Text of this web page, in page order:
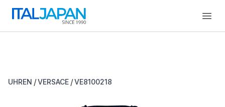
UHREN /VERSACE /VE8100218